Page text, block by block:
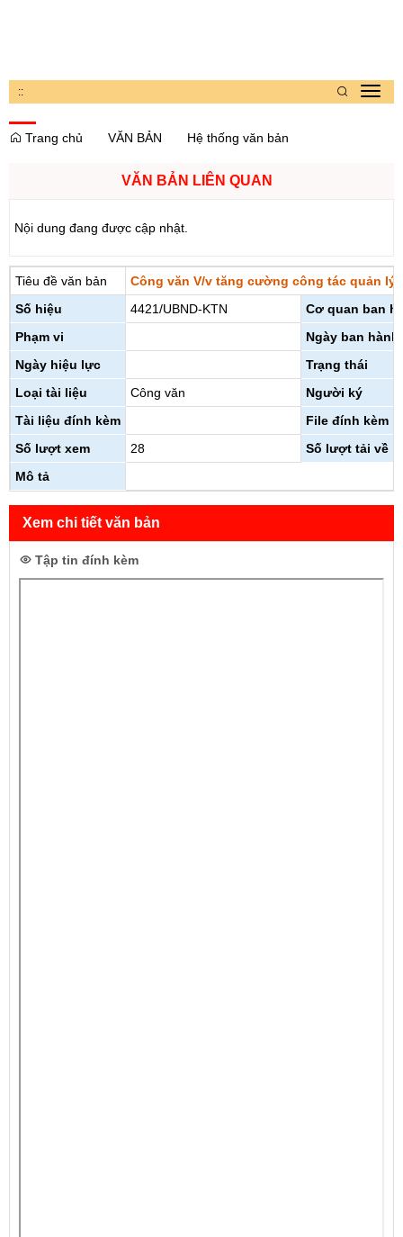
::
Trang chủ
VĂN BẢN Hệ thống văn bản
VĂN BẢN LIÊN QUAN
Nội dung đang được cập nhật.
Tiêu đề văn bản
Công văn V/v tăng cường công tác quản
Số hiệu
4421/UBND-KTN
Cơ quan ban
Phạm vi
Ngày ban hành
Ngày hiệu lực
Trạng thái
Loại tài liệu
Công văn
Người ký
Tài liệu đính kèm
File đính kèm
Số lượt xem
28
Số lượt tải về
Mô tả
Xem chi tiết văn bản
Tập tin đính kèm